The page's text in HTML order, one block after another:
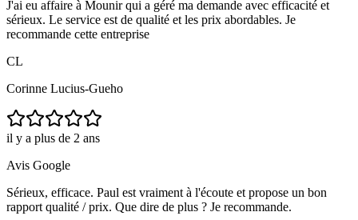
J'ai eu affaire à Mounir qui a géré ma demande avec efficacité et
sérieux. Le service est de qualité et les prix abordables. Je
recommande cette entreprise
CL
Corinne Lucius-Gueho
il y a plus de 2 ans
Avis Google
Sérieux, efficace. Paul est vraiment à l'écoute et propose un bon
rapport qualité / prix. Que dire de plus ? Je recommande.